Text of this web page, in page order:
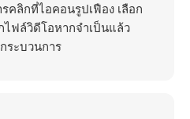
คลิกที่ไอคอนรูปเฟือง เลือก
ไฟล์วิดีโอหากจำเป็นแล้ว
ระบวนการ